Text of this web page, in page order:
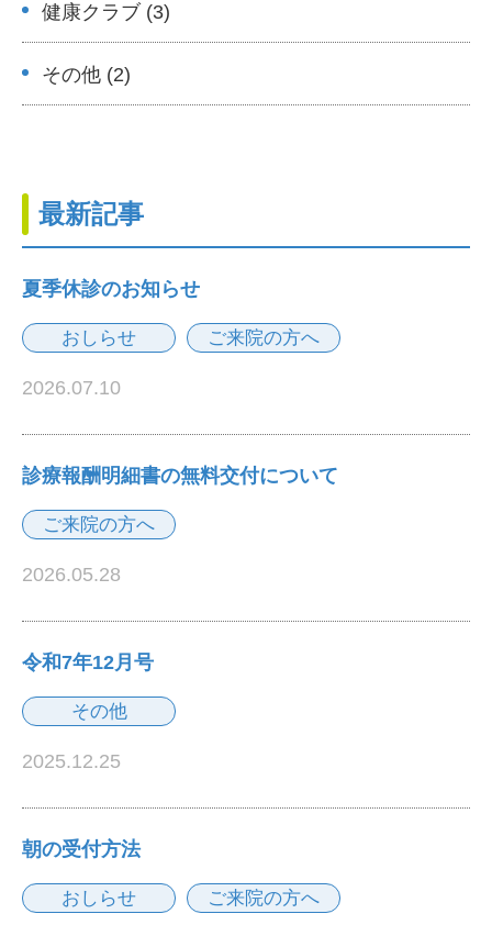
健康クラブ (3)
その他 (2)
最新記事
夏季休診のお知らせ
おしらせ ご来院の方へ
2026.07.10
診療報酬明細書の無料交付について
ご来院の方へ
2026.05.28
令和7年12月号
その他
2025.12.25
朝の受付方法
おしらせ ご来院の方へ